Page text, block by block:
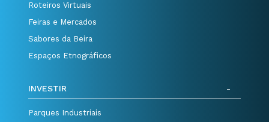
Roteiros Virtuais
Feiras e Mercados
Sabores da Beira
Espaços Etnográficos
INVESTIR
Parques Industriais